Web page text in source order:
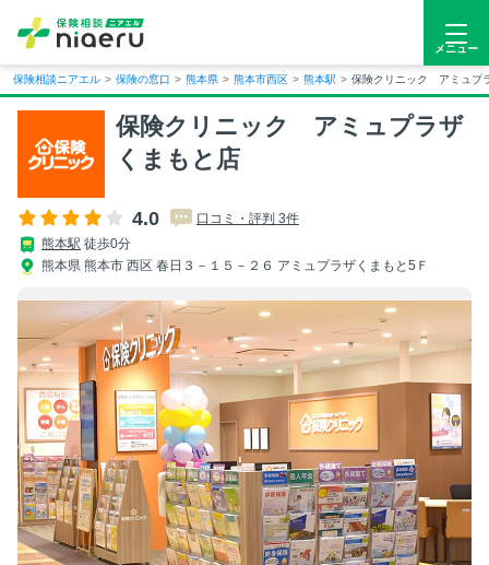
メニュー
保険相談ニアエル > 保険の窓口 > 熊本県 > 熊本市西区 > 熊本駅 > 保険クリニック アミュプ
保険クリニック アミュプラザ
くまもと店
4.0
口コミ・評判 3件
熊本駅 徒歩0分
熊本県 熊本市 西区 春日３－１５－２６ アミュプラザくまもと5Ｆ